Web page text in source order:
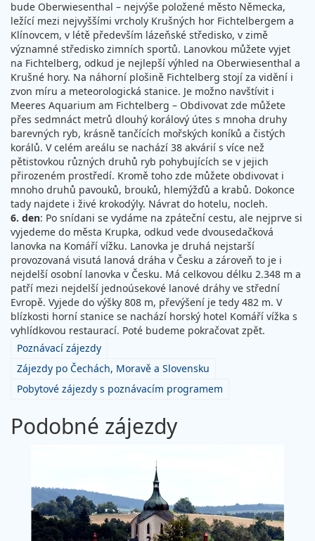
bude Oberwiesenthal – nejvýše položené město Německa,
ležící mezi nejvyššími vrcholy Krušných hor Fichtelbergem a
Klínovcem, v létě především lázeňské středisko, v zimě
významné středisko zimních sportů. Lanovkou můžete vyjet
na Fichtelberg, odkud je nejlepší výhled na Oberwiesenthal a
Krušné hory. Na náhorní plošině Fichtelberg stojí za vidění i
zvon míru a meteorologická stanice. Je možno navštívit i
Meeres Aquarium am Fichtelberg – Obdivovat zde můžete
přes sedmnáct metrů dlouhý korálový útes s mnoha druhy
barevných ryb, krásně tančících mořských koníků a čistých
korálů. V celém areálu se nachází 38 akvárií s více než
pětistovkou různých druhů ryb pohybujících se v jejich
přirozeném prostředí. Kromě toho zde můžete obdivovat i
mnoho druhů pavouků, brouků, hlemýžďů a krabů. Dokonce
tady najdete i živé krokodýly. Návrat do hotelu, nocleh.
6. den: Po snídani se vydáme na zpáteční cestu, ale nejprve si
vyjedeme do města Krupka, odkud vede dvousedačková
lanovka na Komáří vížku. Lanovka je druhá nejstarší
provozovaná visutá lanová dráha v Česku a zároveň to je i
nejdelší osobní lanovka v Česku. Má celkovou délku 2.348 m a
patří mezi nejdelší jednoúsekové lanové dráhy ve střední
Evropě. Vyjede do výšky 808 m, převýšení je tedy 482 m. V
blízkosti horní stanice se nachází horský hotel Komáří vížka s
vyhlídkovou restaurací. Poté budeme pokračovat zpět.
Poznávací zájezdy
Zájezdy po Čechách, Moravě a Slovensku
Pobytové zájezdy s poznávacím programem
Podobné zájezdy